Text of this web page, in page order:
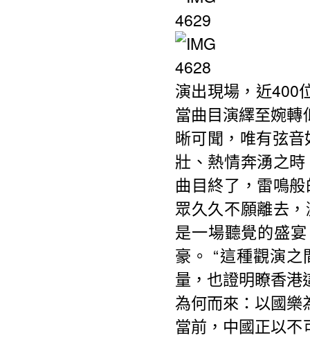
演出現場，近400
當曲目演繹至婉
晰可聞，唯有弦
壯、熱情奔湧之
曲目終了，雷鳴
眾久久不願離去
是一場聽覺的盛
豪。 “這種觀演
量，也證明瞭香
為何而來：以國樂
當前，中國正以